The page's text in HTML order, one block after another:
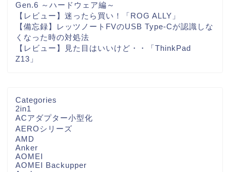
Gen.6 ～ハードウェア編～
【レビュー】迷ったら買い！「ROG ALLY」
【備忘録】レッツノートFVのUSB Type-Cが認識しな
くなった時の対処法
【レビュー】見た目はいいけど・・「ThinkPad
Z13」
Categories
2in1
ACアダプター小型化
AEROシリーズ
AMD
Anker
AOMEI
AOMEI Backupper